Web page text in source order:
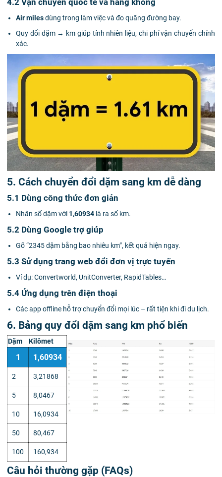
Air milesdùng trong làm việc và đo quãng đường bay.
Quy đổi dặm → km giúp tính nhiên liệu, chi phí vận chuyển chính
xác.
5. Cách chuyển đổi dặm sang km dễ dàng
5.1 Dùng công thức đơn giản
Nhân số dặm với 1,60934 là ra số km.
5.2 Dùng Google trợ giúp
Gõ “2345 dặm bằng bao nhiêu km”, kết quả hiện ngay.
5.3 Sử dụng trang web đổi đơn vị trực tuyến
Ví dụ: Convertworld, UnitConverter, RapidTables…
5.4 Ứng dụng trên điện thoại
Các app offline hỗ trợ chuyển đổi mọi lúc – rất tiện khi đi du lịch.
6. Bảng quy đổi dặm sang km phổ biến
Dặm Kilômet
1 1,60934
2 3,21868
5 8,0467
10 16,0934
50 80,467
100 160,934
Câu hỏi thường gặp (FAQs)